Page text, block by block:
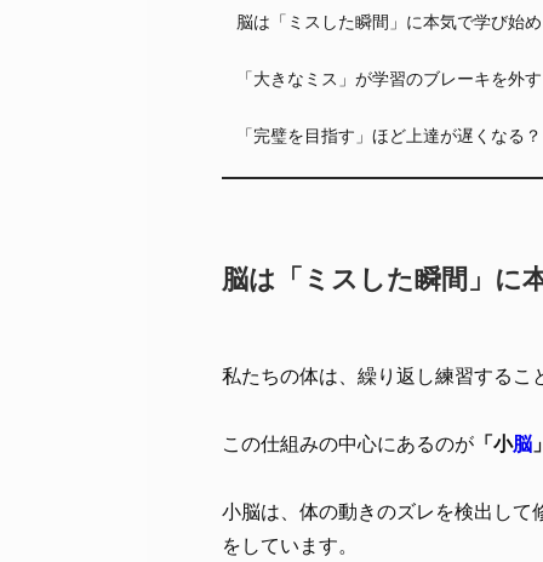
脳は「ミスした瞬間」に本気で学び始
「大きなミス」が学習のブレーキを外す
「完璧を目指す」ほど上達が遅くなる？
脳は「ミスした瞬間」に
私たちの体は、繰り返し練習する
この仕組みの中心にあるのが 「小脳
小脳は、体の動きのズレを検出し
をしています。